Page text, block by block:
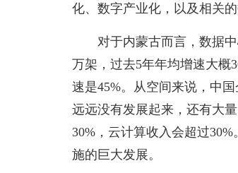
化、数字产业化，以及相关
对于内蒙古而言，数据
万架，过去5年年均增速大概
速是45%。从空间来说，中
远远没有发展起来，还有大
30%，云计算收入会超过
施的巨大发展。